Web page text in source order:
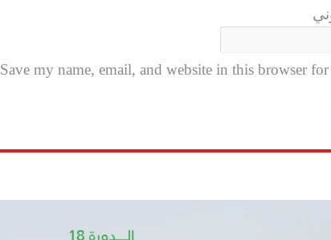
Save my name, email, and website in this browser